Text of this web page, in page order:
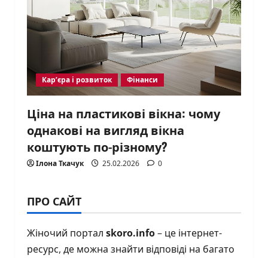
Кар’єра і розвиток Фінанси
Ціна на пластикові вікна: чому
однакові на вигляд вікна
коштують по-різному?
Ілона Ткачук 25.02.2026 0
ПРО САЙТ
Жіночий портал skoro.info– це інтернет-
ресурс, де можна знайти відповіді на багато